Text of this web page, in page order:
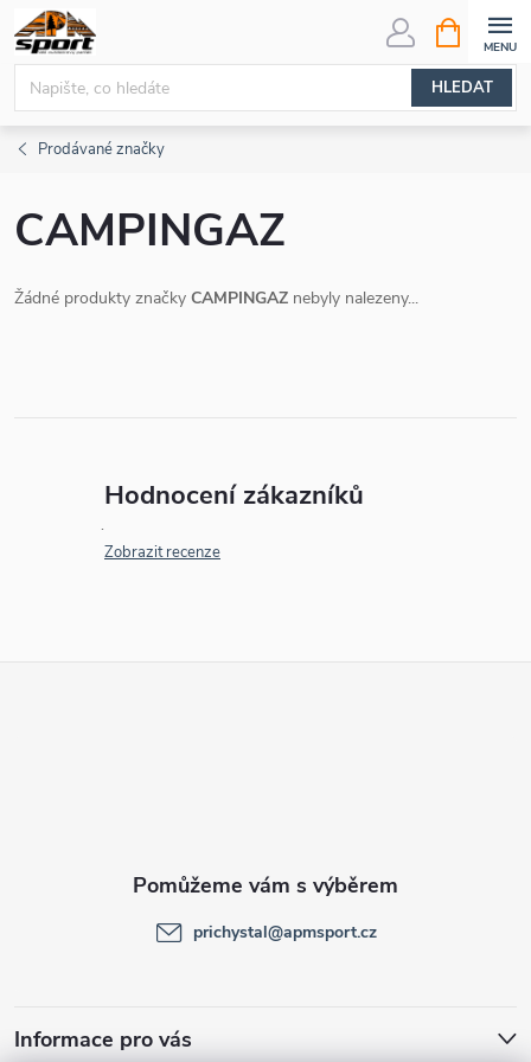
Přejít
na
obsah
HLEDAT
NÁKUPNÍ
KOŠÍK
Prodávané značky
CAMPINGAZ
Žádné produkty značky CAMPINGAZ nebyly nalezeny...
Hodnocení zákazníků
Zobrazit recenze
Informace pro vás
prichystal@apmsport.cz